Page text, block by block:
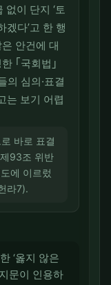
없이 단지 ‘토
겠다’고 한 행
안건에 대
｢국회법｣
의 심의·표결
는 보기 어렵
바로 표결
93조 위반
에 이르렀
라7).
‘옳지 않은
문이 인용하